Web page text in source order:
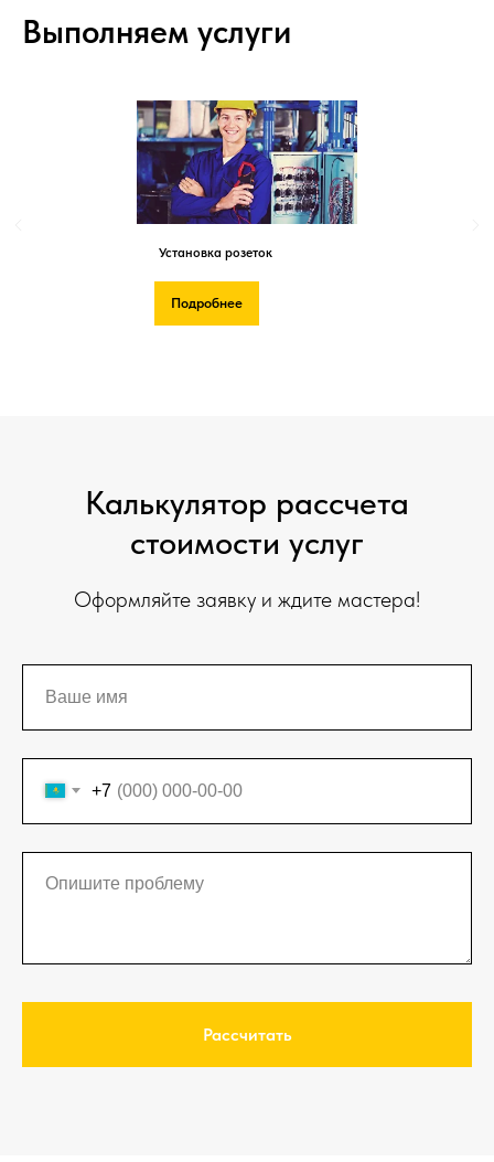
Выполняем услуги
Установка розеток
Подробнее
Калькулятор рассчета
стоимости услуг
Оформляйте заявку и ждите мастера!
+7
Рассчитать